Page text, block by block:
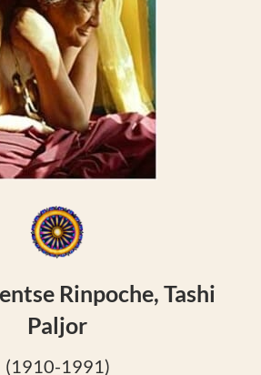
Rinpoche, Tashi
Paljor
(1910-1991)